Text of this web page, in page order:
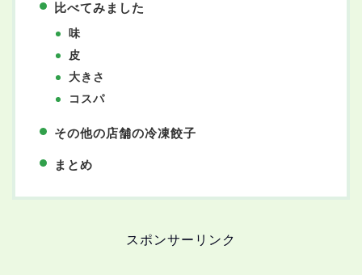
比べてみました
味
皮
大きさ
コスパ
その他の店舗の冷凍餃子
まとめ
スポンサーリンク